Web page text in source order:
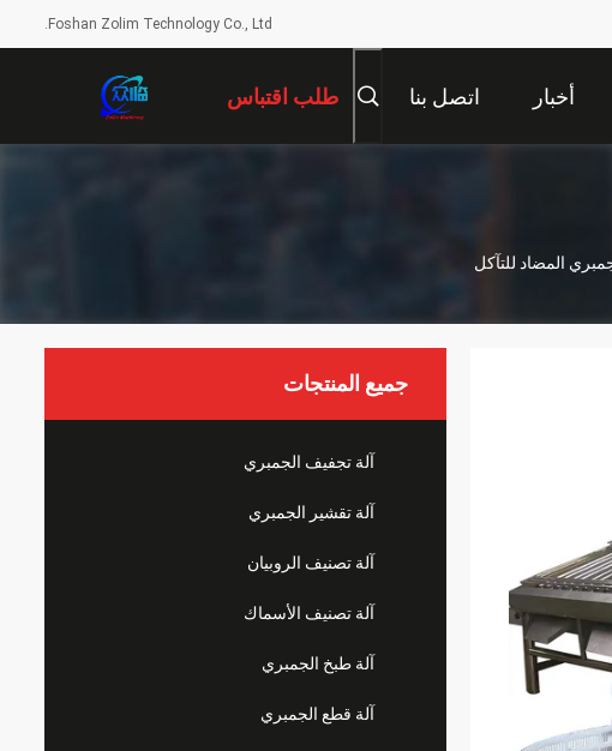
Foshan Zolim Technology Co., Ltd.
أخبار اتصل بنا طلب اقتباس
جميع المنتجات
آلة تجفيف الجمبري
آلة تقشير الجمبري
آلة تصنيف الروبيان
آلة تصنيف الأسماك
آلة طبخ الجمبري
آلة قطع الجمبري